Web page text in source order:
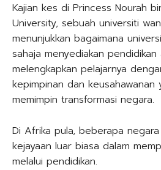
Kajian kes di Princess Nourah
University, sebuah universiti
menunjukkan bagaimana
sahaja menyediakan
melengkapkan pelajarnya
kepimpinan dan
memimpin transformasi negara.
Di Afrika pula, beberapa negara
kejayaan luar biasa dalam
melalui pendidikan.